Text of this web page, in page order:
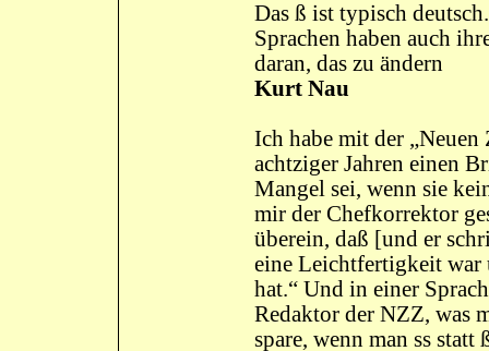
Das ß ist typisch
Sprachen haben auch
daran, das zu ändern
Kurt Nau
Ich habe mit der
achtziger Jahren einen
Mangel sei, wenn sie
mir der Chefkorrektor
überein, daß [und er
eine Leichtfertigkeit war
hat.“ Und in einer
Redaktor der NZZ, was
spare, wenn man ss statt